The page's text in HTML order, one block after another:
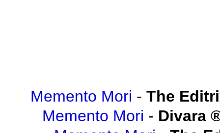
Memento Mori - The
Memento Mori - Divara